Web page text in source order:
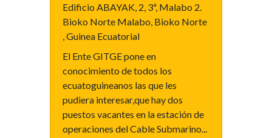
Edificio ABAYAK, 2, 3ª, Malabo 2.
Bioko Norte Malabo, Bioko Norte
, Guinea Ecuatorial
El Ente GITGE pone en
conocimiento de todos los
ecuatoguineanos las que les
pudiera interesar,que hay dos
puestos vacantes en la estación de
operaciones del Cable Submarino...